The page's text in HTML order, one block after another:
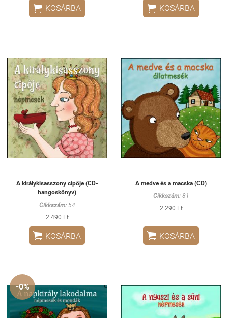
 KOSÁRBA  KOSÁRBA
A királykisasszony cipője (CD-
hangoskönyv)
Cikkszám:54
2 490 Ft
 KOSÁRBA
A medve és a macska (CD)
Cikkszám:81
2 290 Ft
 KOSÁRBA
-0%